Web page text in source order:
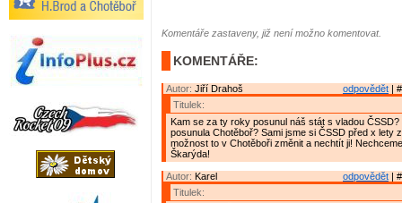
Komentáře zastaveny, již není možno komentovat.
KOMENTÁŘE:
odpovědět |
Autor: Jiří Drahoš
Titulek:
Kam se za ty roky posunul náš stát s vladou ČSSD?
posunula Chotěboř? Sami jsme si ČSSD před x lety
možnost to v Chotěboři změnit a nechtít ji!
Škarýda!
odpovědět |
Autor: Karel
Titulek: